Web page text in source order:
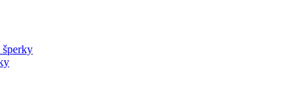
šperky